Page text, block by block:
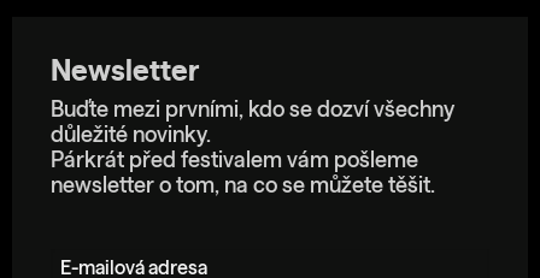
Newsletter
Buďte mezi prvními, kdo se dozví všechny
důležité novinky.
Párkrát před festivalem vám pošleme
newsletter o tom, na co se můžete těšit.